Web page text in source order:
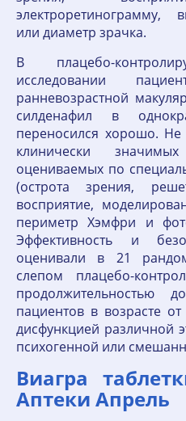
электроретинограмму,
или диаметр зрачка.
В плацебо-
исследовании
ранневозрастной
силденафил в
переносился хорошо.
клинически
оцениваемых по
(острота зрения,
восприятие,
периметр Хэмфри и
Эффективность и
оценивали в 21
слепом плацебо-
пациентов в возрасте
дисфункцией различной
психогенной или
Виагра
Аптеки Апрель